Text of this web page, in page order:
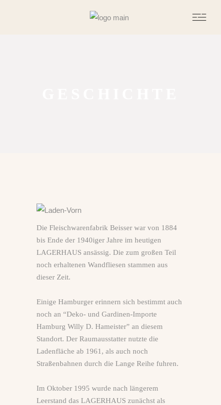
Die Fleischwarenfabrik Beisser war von 1884
bis Ende der 1940iger Jahre im heutigen
LAGERHAUS ansässig. Die zum großen Teil
noch erhaltenen Wandfliesen stammen aus
dieser Zeit.
Einige Hamburger erinnern sich bestimmt auch
noch an “Deko- und Gardinen-Importe
Hamburg Willy D. Hameister” an diesem
Standort. Der Raumausstatter nutzte die
Ladenfläche ab 1961, als auch noch
Straßenbahnen durch die Lange Reihe fuhren.
Im Oktober 1995 wurde nach längerem
Leerstand das LAGERHAUS zunächst als